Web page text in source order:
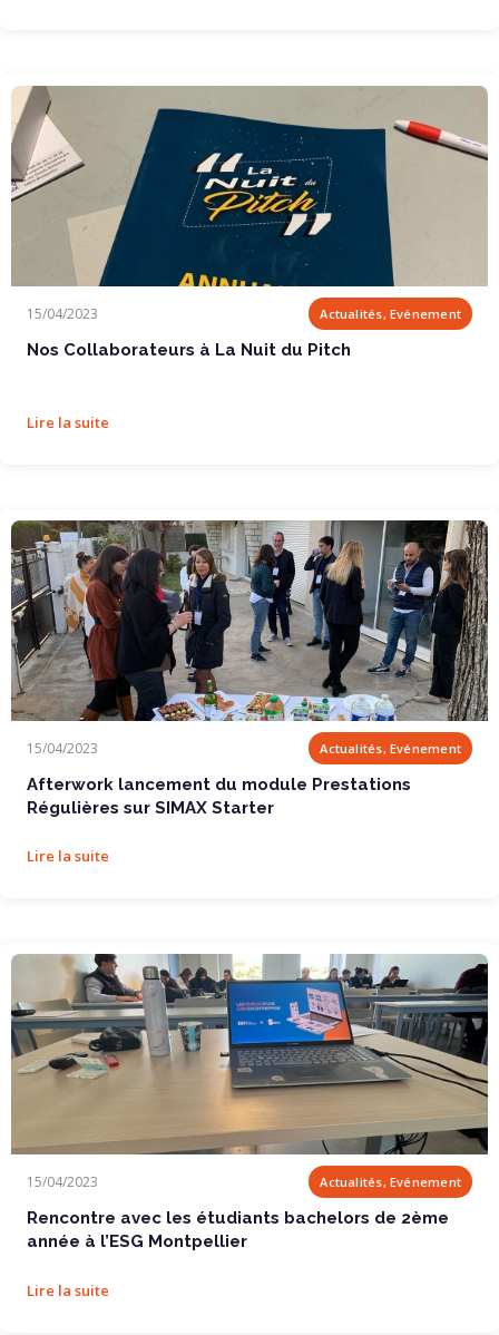
15/04/2023 Actualités, Evénement
Nos Collaborateurs à La Nuit du Pitch
Lire la suite
15/04/2023 Actualités, Evénement
Afterwork lancement du module Prestations
Régulières sur SIMAX Starter
Lire la suite
Rencontre avec les étudiants bachelors de 2ème...
15/04/2023 Actualités, Evénement
Rencontre avec les étudiants bachelors de 2ème
année à l’ESG Montpellier
Lire la suite